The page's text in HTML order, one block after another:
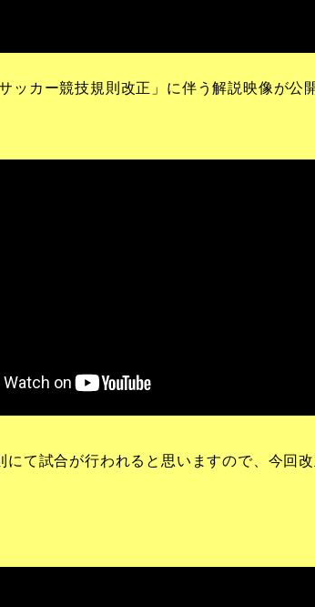
ッカー競技規則改正」に伴う解説映像が公
て試合が行われると思いますので、今回